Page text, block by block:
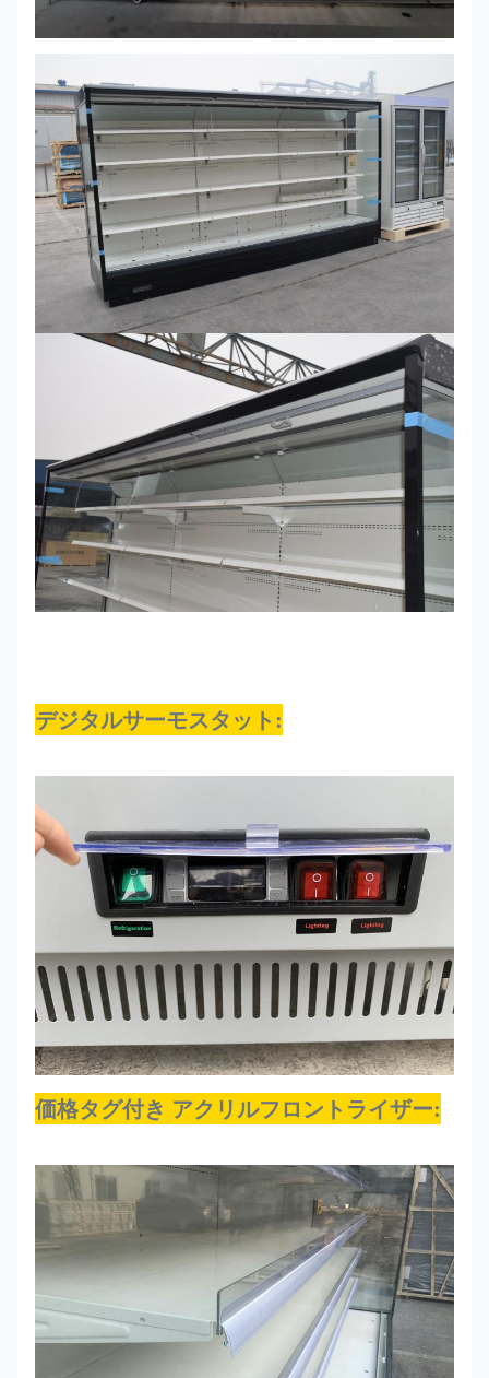
デジタルサーモスタット:
価格タグ付き アクリルフロントライザー: